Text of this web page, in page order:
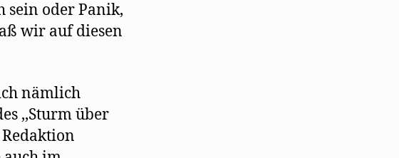
sein oder Panik,
wir auf diesen
nämlich
,,Sturm über
Redaktion